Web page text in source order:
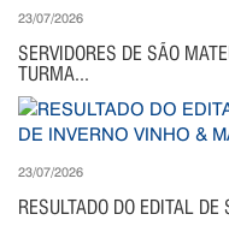
23/07/2026
SERVIDORES DE SÃO
TURMA...
23/07/2026
RESULTADO DO EDITAL